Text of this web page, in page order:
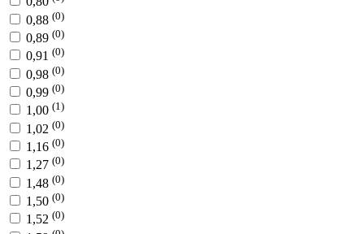
0,88 (0)
0,89 (0)
0,91 (0)
0,98 (0)
0,99 (0)
1,00 (1)
1,02 (0)
1,16 (0)
1,27 (0)
1,48 (0)
1,50 (0)
1,52 (0)